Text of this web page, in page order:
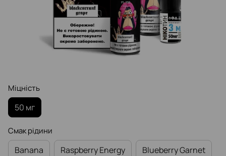
Міцність
50 мг
Смак рідини
Banana Raspberry Еnergy Blueberry Garnet